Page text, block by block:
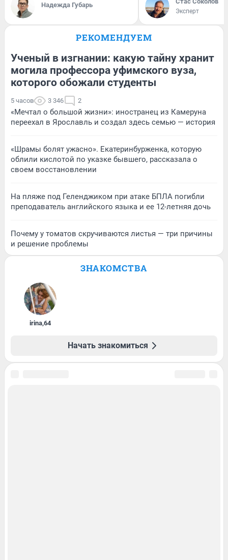
Надежда Губарь
Эксперт
РЕКОМЕНДУЕМ
Ученый в изгнании: какую тайну хранит
могила профессора уфимского вуза,
которого обожали студенты
5 часов 3 346 2
«Мечтал о большой жизни»: иностранец из Камеруна
переехал в Ярославль и создал здесь семью — история
«Шрамы болят ужасно». Екатеринбурженка, которую
облили кислотой по указке бывшего, рассказала о
своем восстановлении
На пляже под Геленджиком при атаке БПЛА погибли
преподаватель английского языка и ее 12-летняя дочь
Почему у томатов скручиваются листья — три причины
и решение проблемы
ЗНАКОМСТВА
irina,64
Начать знакомиться